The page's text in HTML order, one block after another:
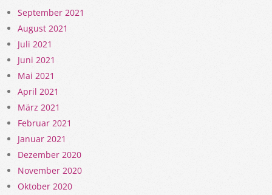
September 2021
August 2021
Juli 2021
Juni 2021
Mai 2021
April 2021
März 2021
Februar 2021
Januar 2021
Dezember 2020
November 2020
Oktober 2020